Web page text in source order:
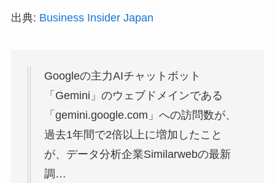
出典: Business Insider Japan
Googleの主力AIチャットボット
「Gemini」のウェブドメインである
「gemini.google.com」への訪問数が、
過去1年間で2倍以上に増加したこと
が、データ分析企業Similarwebの最新
調…